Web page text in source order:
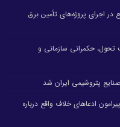
اجرای پروژه‌های تأمین برق
تحول، حکمرانی سازمانی و
پتروشیمی ایران شد
ادعاهای خلاف واقع درباره